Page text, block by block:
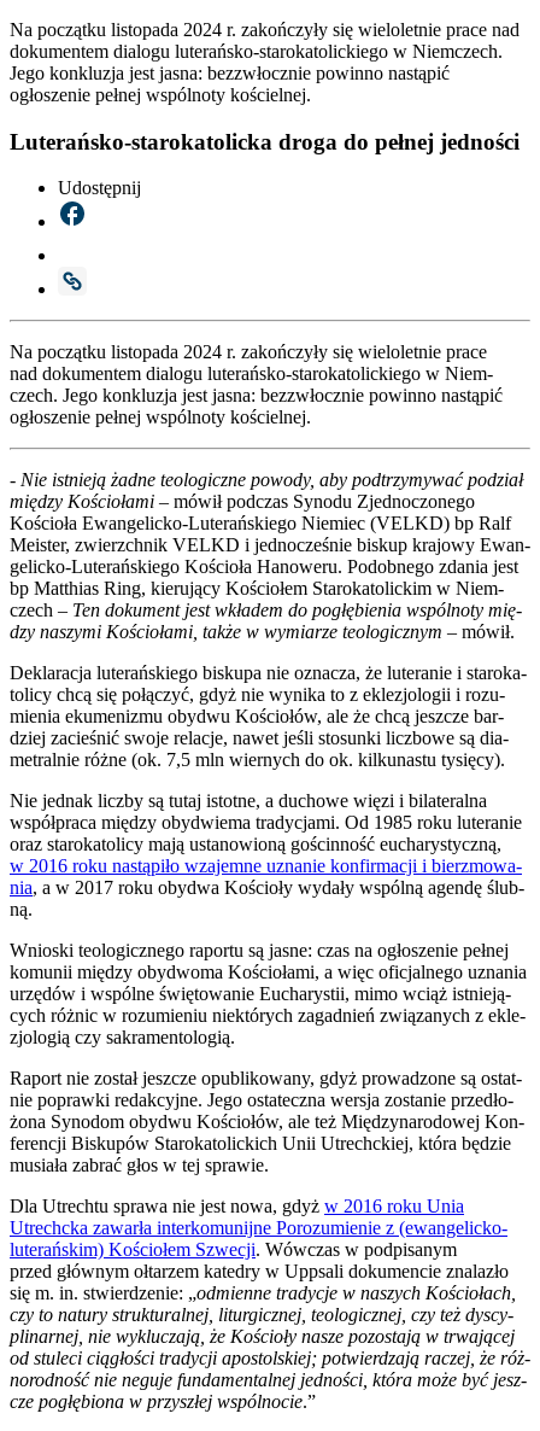
Na początku listopada 2024 r. zakończyły się wieloletnie prace nad
dokumentem dialogu luterańsko-starokatolickiego w Niemczech.
Jego konkluzja jest jasna: bezzwłocznie powinno nastąpić
ogłoszenie pełnej wspólnoty kościelnej.
Luterańsko-starokatolicka droga do pełnej jedności
Udostępnij
Na począt­ku listo­pa­da 2024 r. zakoń­czy­ły się wie­lo­let­nie pra­ce
nad doku­men­tem dia­lo­gu lute­rań­sko-sta­ro­ka­to­lic­kie­go w Niem­
czech. Jego kon­klu­zja jest jasna: bez­zwłocz­nie powin­no nastą­pić
ogło­sze­nie peł­nej wspól­no­ty kościel­nej.
- Nie ist­nie­ją żad­ne teo­lo­gicz­ne powo­dy, aby pod­trzy­my­wać podział
mię­dzy Kościo­ła­mi – mówił pod­czas Syno­du Zjed­no­czo­ne­go
Kościo­ła Ewan­ge­lic­ko-Lute­rań­skie­go Nie­miec (VELKD) bp Ralf
Meister, zwierzch­nik VELKD i jed­no­cze­śnie biskup kra­jo­wy Ewan­
ge­lic­ko-Lute­rań­skie­go Kościo­ła Hano­we­ru. Podob­ne­go zda­nia jest
bp Mat­thias Ring, kie­ru­ją­cy Kościo­łem Sta­ro­ka­to­lic­kim w Niem­
czech – Ten doku­ment jest wkła­dem do pogłę­bie­nia wspól­no­ty mię­
dzy naszy­mi Kościo­ła­mi, tak­że w wymia­rze teo­lo­gicz­nym – mówił.
Dekla­ra­cja lute­rań­skie­go bisku­pa nie ozna­cza, że lute­ra­nie i sta­ro­ka­
to­li­cy chcą się połą­czyć, gdyż nie wyni­ka to z ekle­zjo­lo­gii i rozu­
mie­nia eku­me­ni­zmu oby­dwu Kościo­łów, ale że chcą jesz­cze bar­
dziej zacie­śnić swo­je rela­cje, nawet jeśli sto­sun­ki licz­bo­we są dia­
me­tral­nie róż­ne (ok. 7,5 mln wier­nych do ok. kil­ku­na­stu tysię­cy).
Nie jed­nak licz­by są tutaj istot­ne, a ducho­we wię­zi i bila­te­ral­na
współ­pra­ca mię­dzy oby­dwie­ma tra­dy­cja­mi. Od 1985 roku lute­ra­nie
oraz sta­ro­ka­to­li­cy mają usta­no­wio­ną gościn­ność eucha­ry­stycz­ną,
w 2016 roku nastą­pi­ło wza­jem­ne uzna­nie kon­fir­ma­cji i bierz­mo­wa­
nia, a w 2017 roku oby­dwa Kościo­ły wyda­ły wspól­ną agen­dę ślub­
ną.
Wnio­ski teo­lo­gicz­ne­go rapor­tu są jasne: czas na ogło­sze­nie peł­nej
komu­nii mię­dzy oby­dwo­ma Kościo­ła­mi, a więc ofi­cjal­ne­go uzna­nia
urzę­dów i wspól­ne świę­to­wa­nie Eucha­ry­stii, mimo wciąż ist­nie­ją­
cych róż­nic w rozu­mie­niu nie­któ­rych zagad­nień zwią­za­nych z ekle­
zjo­lo­gią czy sakra­men­to­lo­gią.
Raport nie został jesz­cze opu­bli­ko­wa­ny, gdyż pro­wa­dzo­ne są ostat­
nie popraw­ki redak­cyj­ne. Jego osta­tecz­na wer­sja zosta­nie przed­ło­
żo­na Syno­dom oby­dwu Kościo­łów, ale też Mię­dzy­na­ro­do­wej Kon­
fe­ren­cji Bisku­pów Sta­ro­ka­to­lic­kich Unii Utrechc­kiej, któ­ra będzie
musia­ła zabrać głos w tej spra­wie.
Dla Utrech­tu spra­wa nie jest nowa, gdyż w 2016 roku Unia
Utrechc­ka zawar­ła inter­ko­mu­nij­ne Poro­zu­mie­nie z (ewan­ge­lic­ko-
lute­rań­skim) Kościo­łem Szwe­cji. Wów­czas w pod­pi­sa­nym
przed głów­nym ołta­rzem kate­dry w Uppsa­li doku­men­cie zna­la­zło
się m. in. stwier­dze­nie: „odmien­ne tra­dy­cje w naszych Kościo­łach,
czy to natu­ry struk­tu­ral­nej, litur­gicz­nej, teo­lo­gicz­nej, czy też dys­cy­
pli­nar­nej, nie wyklu­cza­ją, że Kościo­ły nasze pozo­sta­ją w trwa­ją­cej
od stu­le­ci cią­gło­ści tra­dy­cji apo­stol­skiej; potwier­dza­ją raczej, że róż­
no­rod­ność nie negu­je fun­da­men­tal­nej jed­no­ści, któ­ra może być jesz­
cze pogłę­bio­na w przy­szłej wspól­no­cie.”